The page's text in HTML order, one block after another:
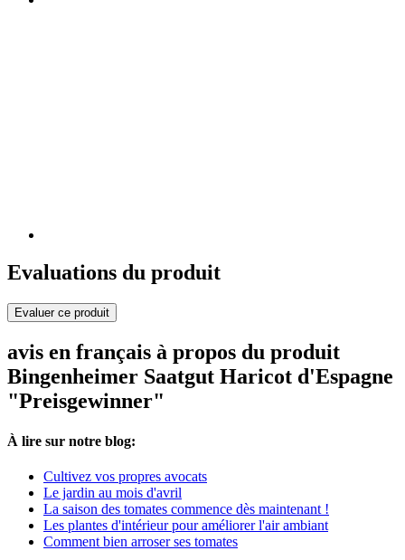
Evaluations du produit
Evaluer ce produit
avis en français à propos du produit
Bingenheimer Saatgut Haricot d'Espagne
"Preisgewinner"
À lire sur notre blog:
Cultivez vos propres avocats
Le jardin au mois d'avril
La saison des tomates commence dès maintenant !
Les plantes d'intérieur pour améliorer l'air ambiant
Comment bien arroser ses tomates